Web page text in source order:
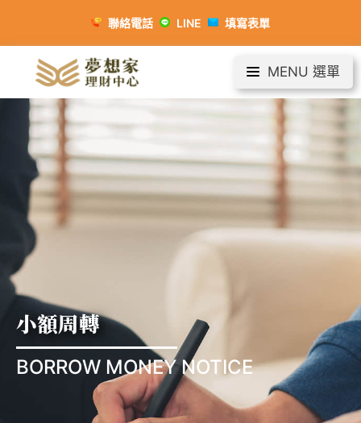
聯絡電話 LINE 填寫表單
MENU 選單
小額周轉
BORROW MONEY NOTICE